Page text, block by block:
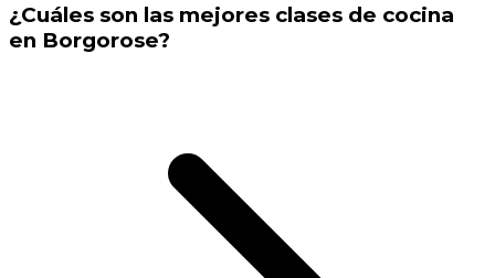
¿Cuáles son las mejores clases de cocina
en Borgorose?